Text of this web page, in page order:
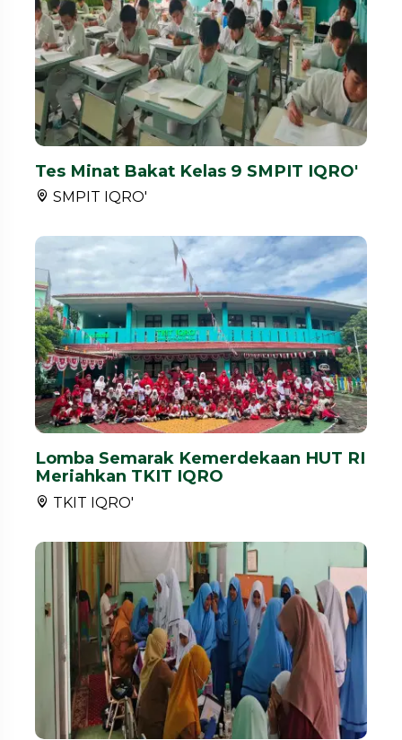
Tes Minat Bakat Kelas 9 SMPIT IQRO'
SMPIT IQRO'
Lomba Semarak Kemerdekaan HUT RI
Meriahkan TKIT IQRO
TKIT IQRO'